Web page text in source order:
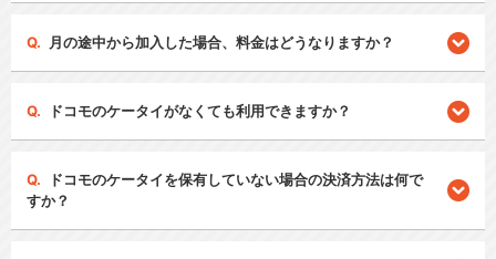
月の途中から加入した場合、料金はどうなりますか？
ドコモのケータイがなくても利用できますか？
ドコモのケータイを保有していない場合の決済方法は何で
すか？